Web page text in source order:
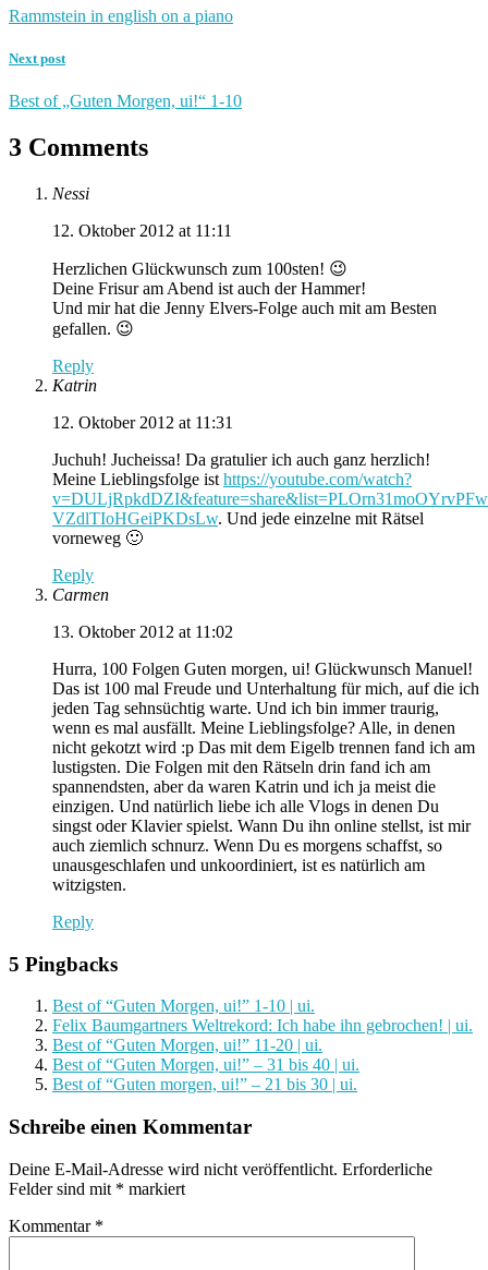
Rammstein in english on a piano
Next post
Best of „Guten Morgen, ui!“ 1-10
3 Comments
Nessi
12. Oktober 2012 at 11:11
Herzlichen Glückwunsch zum 100sten! 😉
Deine Frisur am Abend ist auch der Hammer!
Und mir hat die Jenny Elvers-Folge auch mit am Besten
gefallen. 😉
Reply
Katrin
12. Oktober 2012 at 11:31
Juchuh! Jucheissa! Da gratulier ich auch ganz herzlich!
Meine Lieblingsfolge ist https://youtube.com/watch?
VZdlTIoHGeiPKDsLw. Und jede einzelne mit Rätsel
vorneweg 🙂
Reply
Carmen
13. Oktober 2012 at 11:02
Hurra, 100 Folgen Guten morgen, ui! Glückwunsch Manuel!
Das ist 100 mal Freude und Unterhaltung für mich, auf die ich
jeden Tag sehnsüchtig warte. Und ich bin immer traurig,
wenn es mal ausfällt. Meine Lieblingsfolge? Alle, in denen
nicht gekotzt wird :p Das mit dem Eigelb trennen fand ich am
lustigsten. Die Folgen mit den Rätseln drin fand ich am
spannendsten, aber da waren Katrin und ich ja meist die
einzigen. Und natürlich liebe ich alle Vlogs in denen Du
singst oder Klavier spielst. Wann Du ihn online stellst, ist mir
auch ziemlich schnurz. Wenn Du es morgens schaffst, so
unausgeschlafen und unkoordiniert, ist es natürlich am
witzigsten.
Reply
5 Pingbacks
Best of “Guten Morgen, ui!” 1-10 | ui.
Felix Baumgartners Weltrekord: Ich habe ihn gebrochen! | ui.
Best of “Guten Morgen, ui!” 11-20 | ui.
Best of “Guten Morgen, ui!” – 31 bis 40 | ui.
Best of “Guten morgen, ui!” – 21 bis 30 | ui.
Schreibe einen Kommentar
Deine E-Mail-Adresse wird nicht veröffentlicht. Erforderliche
Felder sind mit * markiert
Kommentar *